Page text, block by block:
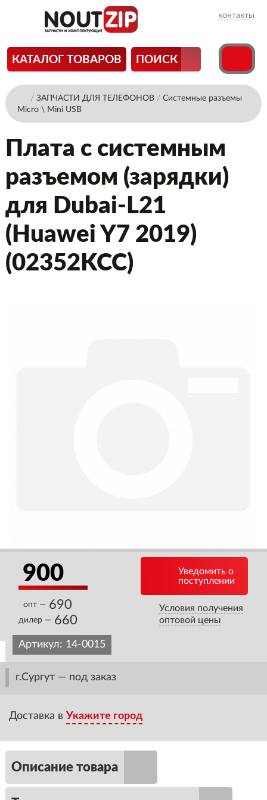
контакты
КАТАЛОГ ТОВАРОВ ПОИСК
/ ЗАПЧАСТИ ДЛЯ ТЕЛЕФОНОВ/ Системные разъемы
Micro \ Mini USB
Плата с системным
разъемом (зарядки)
для Dubai-L21
(Huawei Y7 2019)
(02352KCC)
900
опт — 690
дилер — 660
Уведомить о
поступлении
Условия получения
оптовой цены
Артикул: 14-0015
г.Сургут — под заказ
Доставка в Укажите город
Описание товара